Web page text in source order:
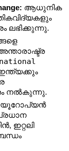
ആധുനിക
ലഭിക്കുന്നു.
നൽകുന്നു.
യൂറോപ്യൻ
ഇറ്റലി